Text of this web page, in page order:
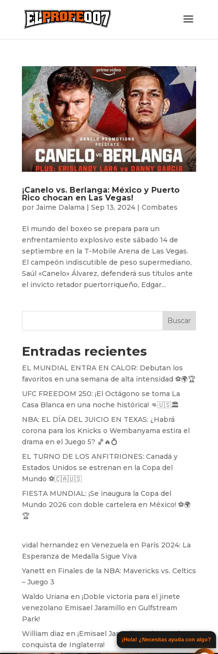
¡Canelo vs. Berlanga: México y Puerto
Rico chocan en Las Vegas!
por Jaime Dalama | Sep 13, 2024| Combates
El mundo del boxeo se prepara para un
enfrentamiento explosivo este sábado 14 de
septiembre en la T-Mobile Arena de Las Vegas.
El campeón indiscutible de peso supermediano,
Saúl «Canelo» Álvarez, defenderá sus títulos ante
el invicto retador puertorriqueño, Edgar...
Buscar
Entradas recientes
EL MUNDIAL ENTRA EN CALOR: Debutan los
favoritos en una semana de alta intensidad ⚽️🌍🏆
UFC FREEDOM 250: ¡El Octágono se toma La
Casa Blanca en una noche histórica! 👊🇺🇸🏛️
NBA: EL DÍA DEL JUICIO EN TEXAS: ¿Habrá
corona para los Knicks o Wembanyama estira el
drama en el Juego 5? 🏀🔥💍
EL TURNO DE LOS ANFITRIONES: Canadá y
Estados Unidos se estrenan en la Copa del
Mundo ⚽️🇨🇦🇺🇸
FIESTA MUNDIAL: ¡Se inaugura la Copa del
Mundo 2026 con doble cartelera en México! ⚽️🌍
🏆
vidal hernandez en Venezuela en París 2024: La
Esperanza de Medalla Sigue Viva
Yanetten Finales de la NBA: Mavericks vs. Celtics
– Juego 3
Waldo Uriana en ¡Doble victoria para el jinete
venezolano Emisael Jaramillo en Gulfstream
Park!
William diaz en ¡Emisael Jaramillo se lanza a la
conquista de Inglaterra!
¡Hola! ¿Necesitas ayuda con algo?